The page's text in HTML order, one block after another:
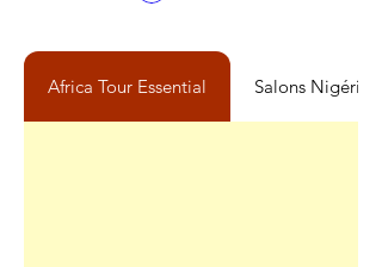
Africa Tour Essential Salons Nigéria